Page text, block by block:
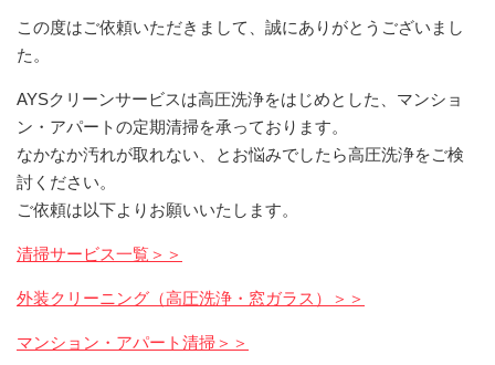
この度はご依頼いただきまして、誠にありがとうございまし
た。
AYSクリーンサービスは高圧洗浄をはじめとした、マンショ
ン・アパートの定期清掃を承っております。
なかなか汚れが取れない、とお悩みでしたら高圧洗浄をご検
討ください。
ご依頼は以下よりお願いいたします。
清掃サービス一覧＞＞
外装クリーニング（高圧洗浄・窓ガラス）＞＞
マンション・アパート清掃＞＞